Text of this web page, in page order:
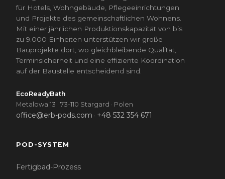
für Hotels, Wohngebäude, Pflegeeinrichtungen
und Projekte des gemeinschaftlichen Wohnens.
Mit einer jährlichen Produktionskapazität von bis
zu 9.000 Einheiten unterstützen wir große
Bauprojekte dort, wo gleichbleibende Qualität,
Terminsicherheit und eine effiziente Koordination
auf der Baustelle entscheidend sind.
EcoReadyBath
Metalowa 13 · 73-110 Stargard · Polen
office@erb-pods.com · +48 532 354 671
POD-SYSTEM
Fertigbad-Prozess